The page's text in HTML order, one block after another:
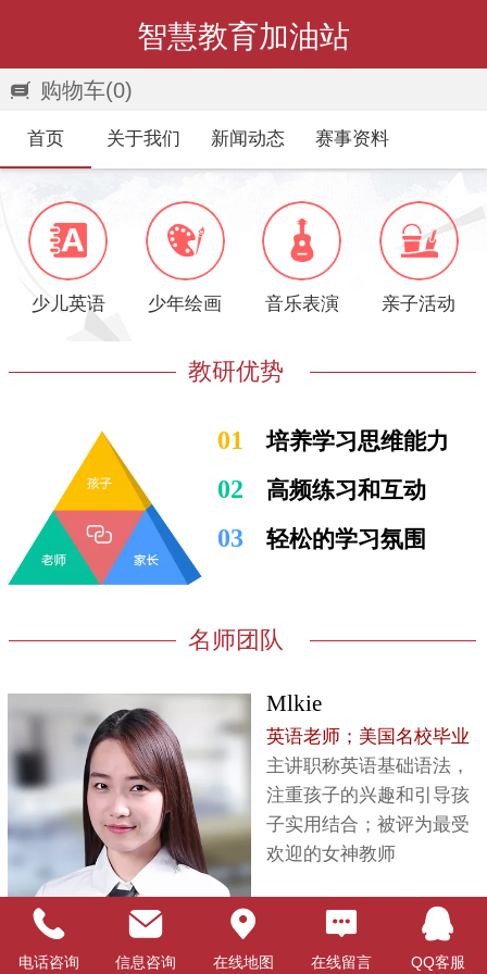
智慧教育加油站
购物车(0)
首页 关于我们 新闻动态 赛事资料
少儿英语 少年绘画 音乐表演 亲子活动
教研优势
01 培养学习思维能力
02 高频练习和互动
03 轻松的学习氛围
名师团队
Mlkie
英语老师；美国名校毕业
主讲职称英语基础语法，
注重孩子的兴趣和引导孩
子实用结合；被评为最受
欢迎的女神教师
Skone
电话咨询 信息咨询 在线地图 在线留言 QQ客服